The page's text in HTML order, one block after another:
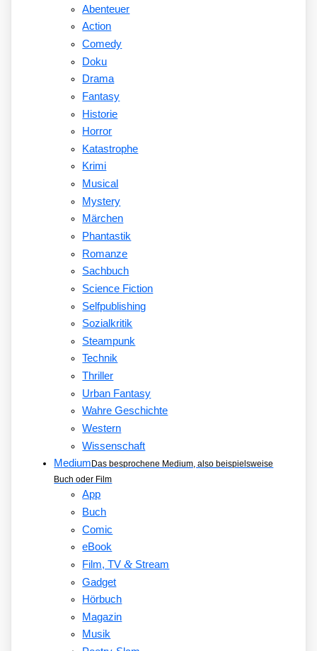
Abenteuer
Action
Comedy
Doku
Drama
Fantasy
Historie
Horror
Katastrophe
Krimi
Musical
Mystery
Märchen
Phantastik
Romanze
Sachbuch
Science Fiction
Selfpublishing
Sozialkritik
Steampunk
Technik
Thriller
Urban Fantasy
Wahre Geschichte
Western
Wissenschaft
Medium Das besprochene Medium, also beispielsweise
Buch oder Film
App
Buch
Comic
eBook
Film, TV&Stream
Gadget
Hörbuch
Magazin
Musik